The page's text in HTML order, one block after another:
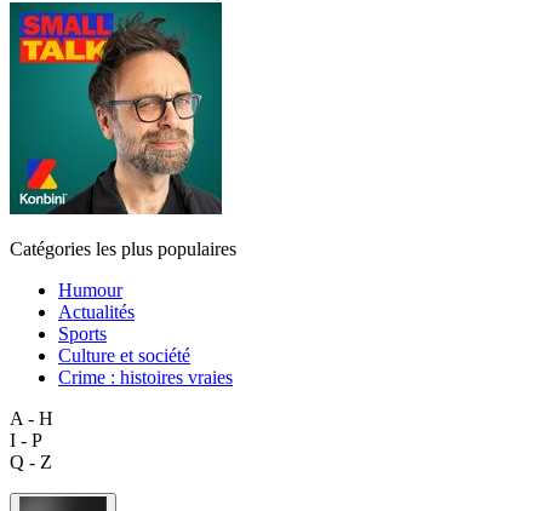
Catégories les plus populaires
Humour
Actualités
Sports
Culture et société
Crime : histoires vraies
A - H
I - P
Q - Z